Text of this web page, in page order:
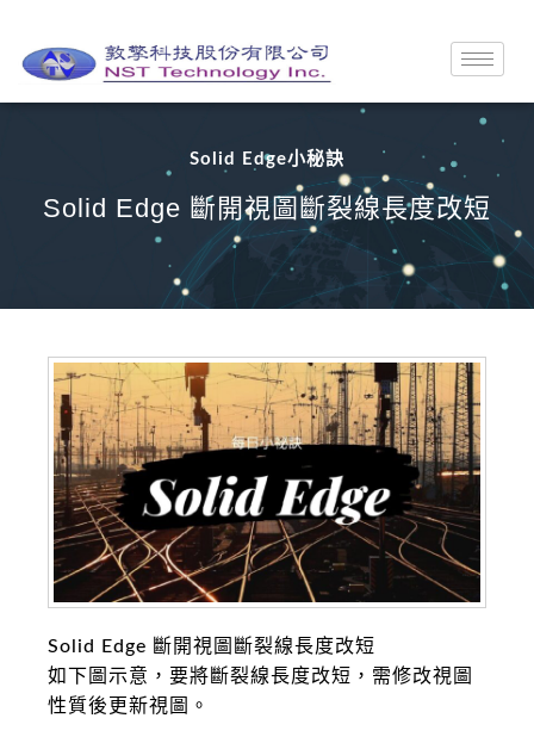
Solid Edge小秘訣
Solid Edge 斷開視圖斷裂線長度改短
Solid Edge 斷開視圖斷裂線長度改短
如下圖示意，要將斷裂線長度改短，需修改視圖
性質後更新視圖。